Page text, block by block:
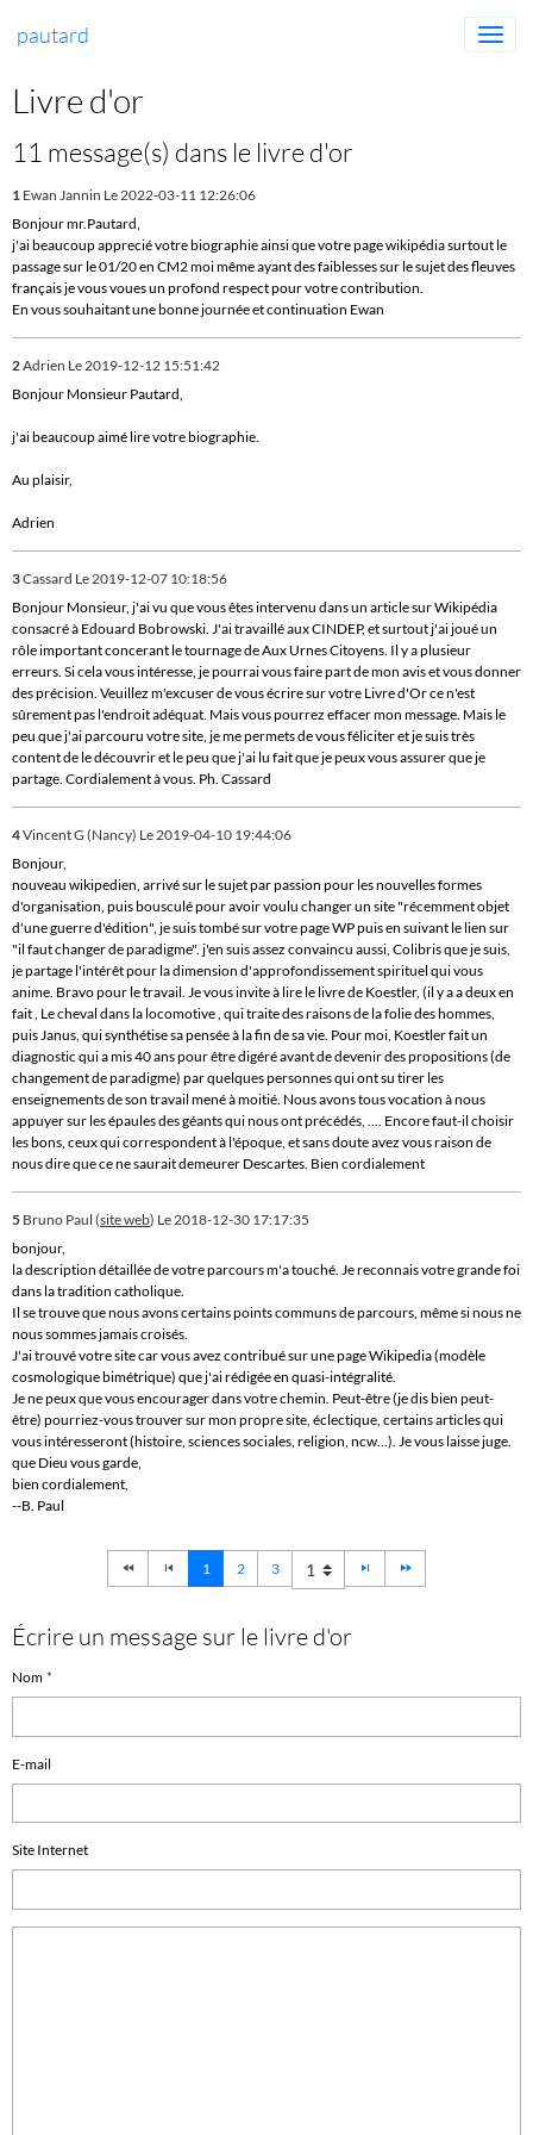
pautard
Livre d'or
11 message(s) dans le livre d'or
1 Ewan Jannin Le 2022-03-11 12:26:06
Bonjour mr.Pautard,
j'ai beaucoup apprecié votre biographie ainsi que votre page wikipédia surtout le
passage sur le 01/20 en CM2 moi même ayant des faiblesses sur le sujet des fleuves
français je vous voues un profond respect pour votre contribution.
En vous souhaitant une bonne journée et continuation Ewan
2Adrien Le 2019-12-12 15:51:42
Bonjour Monsieur Pautard,
j'ai beaucoup aimé lire votre biographie.
Au plaisir,
Adrien
3Cassard Le 2019-12-07 10:18:56
Bonjour Monsieur, j'ai vu que vous êtes intervenu dans un article sur Wikipédia
consacré à Edouard Bobrowski. J'ai travaillé aux CINDEP, et surtout j'ai joué un
rôle important concerant le tournage de Aux Urnes Citoyens. Il y a plusieur
erreurs. Si cela vous intéresse, je pourrai vous faire part de mon avis et vous donner
des précision. Veuillez m'excuser de vous écrire sur votre Livre d'Or ce n'est
sûrement pas l'endroit adéquat. Mais vous pourrez effacer mon message. Mais le
peu que j'ai parcouru votre site, je me permets de vous féliciter et je suis très
content de le découvrir et le peu que j'ai lu fait que je peux vous assurer que je
partage. Cordialement à vous. Ph. Cassard
4Vincent G (Nancy) Le 2019-04-10 19:44:06
Bonjour,
nouveau wikipedien, arrivé sur le sujet par passion pour les nouvelles formes
d'organisation, puis bousculé pour avoir voulu changer un site "récemment objet
d'une guerre d'édition", je suis tombé sur votre page WP puis en suivant le lien sur
"il faut changer de paradigme". j'en suis assez convaincu aussi, Colibris que je suis,
je partage l'intérêt pour la dimension d'approfondissement spirituel qui vous
anime. Bravo pour le travail. Je vous invite à lire le livre de Koestler, (il y a a deux en
fait , Le cheval dans la locomotive , qui traite des raisons de la folie des hommes,
puis Janus, qui synthétise sa pensée à la fin de sa vie. Pour moi, Koestler fait un
diagnostic qui a mis 40 ans pour être digéré avant de devenir des propositions (de
changement de paradigme) par quelques personnes qui ont su tirer les
enseignements de son travail mené à moitié. Nous avons tous vocation à nous
appuyer sur les épaules des géants qui nous ont précédés, .... Encore faut-il choisir
les bons, ceux qui correspondent à l'époque, et sans doute avez vous raison de
nous dire que ce ne saurait demeurer Descartes. Bien cordialement
5 Bruno Paul (site web) Le 2018-12-30 17:17:35
bonjour,
la description détaillée de votre parcours m'a touché. Je reconnais votre grande foi
dans la tradition catholique.
Il se trouve que nous avons certains points communs de parcours, même si nous ne
nous sommes jamais croisés.
J'ai trouvé votre site car vous avez contribué sur une page Wikipedia (modèle
cosmologique bimétrique) que j'ai rédigée en quasi-intégralité.
Je ne peux que vous encourager dans votre chemin. Peut-être (je dis bien peut-
être) pourriez-vous trouver sur mon propre site, éclectique, certains articles qui
vous intéresseront (histoire, sciences sociales, religion, ncw...). Je vous laisse juge.
que Dieu vous garde,
bien cordialement,
--B. Paul
1 2 3
Écrire un message sur le livre d'or
Nom
E-mail
Site Internet